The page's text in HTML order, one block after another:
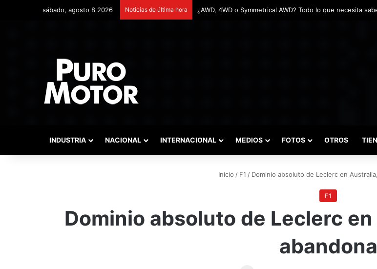
sábado, agosto 8 2026 Noticias de última hora Remontadas marcaron el inicio del Campeonato de
INDUSTRIA NACIONAL INTERNACIONAL MEDIOS FOTOS OTROS
Inicio / F1 / Dominio absoluto de Leclerc en
F1
Dominio absoluto de Leclerc
abandona